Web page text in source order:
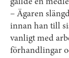
gällde en
– Ägaren
innan han till
vanligt med
förhandlingar